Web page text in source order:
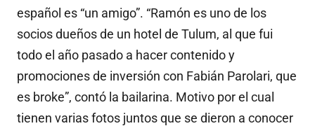
español es “un amigo”. “Ramón es uno de los
socios dueños de un hotel de Tulum, al que fui
todo el año pasado a hacer contenido y
promociones de inversión con Fabián Parolari, que
es broke”, contó la bailarina. Motivo por el cual
tienen varias fotos juntos que se dieron a conocer